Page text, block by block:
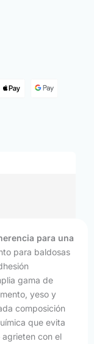
para una
para baldosas
gama de
yeso y
composición
que evita
con el